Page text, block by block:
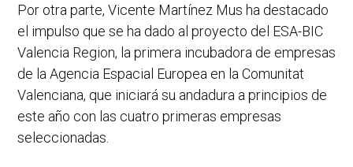
Por otra parte, Vicente Martínez Mus ha destacado
el impulso que se ha dado al proyecto del ESA-BIC
Valencia Region, la primera incubadora de empresas
de la Agencia Espacial Europea en la Comunitat
Valenciana, que iniciará su andadura a principios de
este año con las cuatro primeras empresas
seleccionadas.